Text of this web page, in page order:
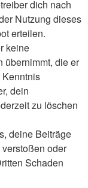
dich nach
Nutzung dieses
erteilen.
keine
übernimmt, die er
Kenntnis
dein
zu löschen
deine Beiträge
oder
Schaden